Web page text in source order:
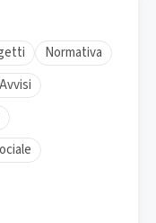
Normativa